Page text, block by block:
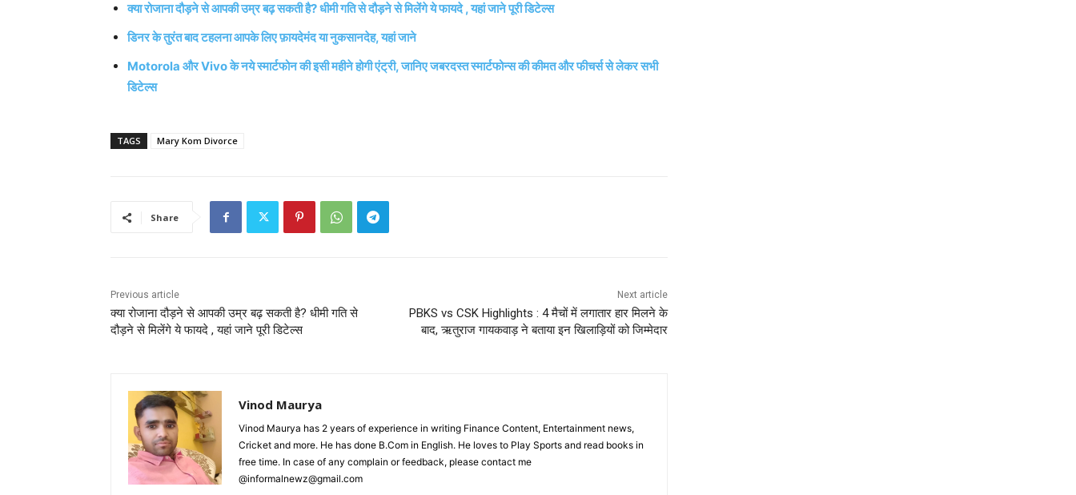
क्या रोजाना दौड़ने से आपकी उम्र बढ़ सकती है? धीमी गति से दौड़ने से मिलेंगे ये फायदे , यहां जाने पूरी डिटेल्स
डिनर के तुरंत बाद टहलना आपके लिए फ़ायदेमंद या नुकसानदेह, यहां जाने
Motorola और Vivo के नये स्मार्टफोन की इसी महीने होगी एंट्री, जानिए जबरदस्त स्मार्टफोन्स की कीमत और फीचर्स से लेकर सभी
डिटेल्स
TAGS Mary Kom Divorce
Share
Previous article
क्या रोजाना दौड़ने से आपकी उम्र बढ़ सकती है? धीमी गति से
दौड़ने से मिलेंगे ये फायदे , यहां जाने पूरी डिटेल्स
Next article
PBKS vs CSK Highlights : 4 मैचों में लगातार हार मिलने के
बाद, ऋतुराज गायकवाड़ ने बताया इन खिलाड़ियों को जिम्मेदार
Vinod Maurya
Vinod Maurya has 2 years of experience in writing Finance Content, Entertainment news,
Cricket and more. He has done B.Com in English. He loves to Play Sports and read books in
free time. In case of any complain or feedback, please contact me
@informalnewz@gmail.com